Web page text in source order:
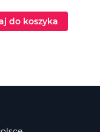
do koszyka